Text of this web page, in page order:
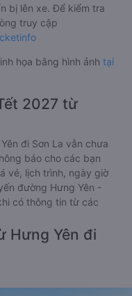
bị lên xe. Để kiểm tra
truy cập
họa bằng hình ảnh tại
2027 từ
đi Sơn La vẫn chưa
báo cho các bạn
vé, lịch trình, ngày giờ
đường Hưng Yên -
có thông tin từ các
Hưng Yên đi